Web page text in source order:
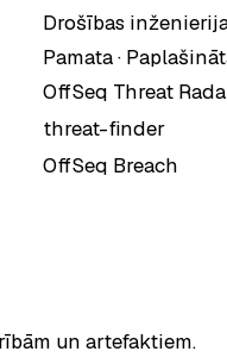
Drošības
Pamata ·
OffSeq Threat
threat-finder,
OffSeq Breach
un artefaktiem.